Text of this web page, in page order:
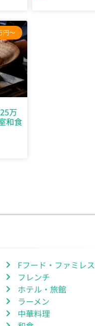
円～
万
和食
Fフード・ファミレス
フレンチ
ホテル・旅館
ラーメン
中華料理